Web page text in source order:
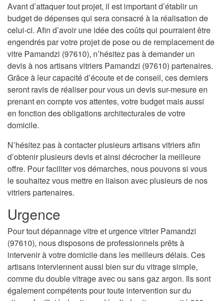
Avant d’attaquer tout projet, il est important d’établir un
budget de dépenses qui sera consacré à la réalisation de
celui-ci. Afin d’avoir une idée des coûts qui pourraient être
engendrés par votre projet de pose ou de remplacement de
vitre Pamandzi (97610), n’hésitez pas à demander un
devis à nos artisans vitriers Pamandzi (97610) partenaires.
Grâce à leur capacité d’écoute et de conseil, ces derniers
seront ravis de réaliser pour vous un devis sur-mesure en
prenant en compte vos attentes, votre budget mais aussi
en fonction des obligations architecturales de votre
domicile.
N’hésitez pas à contacter plusieurs artisans vitriers afin
d’obtenir plusieurs devis et ainsi décrocher la meilleure
offre. Pour faciliter vos démarches, nous pouvons si vous
le souhaitez vous mettre en liaison avec plusieurs de nos
vitriers partenaires.
Urgence
Pour tout dépannage vitre et urgence vitrier Pamandzi
(97610), nous disposons de professionnels prêts à
intervenir à votre domicile dans les meilleurs délais. Ces
artisans interviennent aussi bien sur du vitrage simple,
comme du double vitrage avec ou sans gaz argon. Ils sont
également compétents pour toute intervention sur du